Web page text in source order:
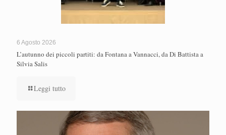
6 Agosto 2026
L’autunno dei piccoli partiti: da Fontana a Vannacci, da Di Battista a
Silvia Salis
Leggi tutto